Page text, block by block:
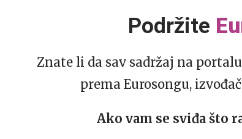
Podržite
Znate li da sav sadržaj na
prema Eurosongu,
Ako vam se sviđa što